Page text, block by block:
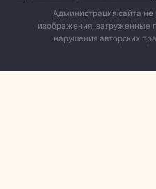
Администрация сайта не
изображения, загруженные
нарушения авторских